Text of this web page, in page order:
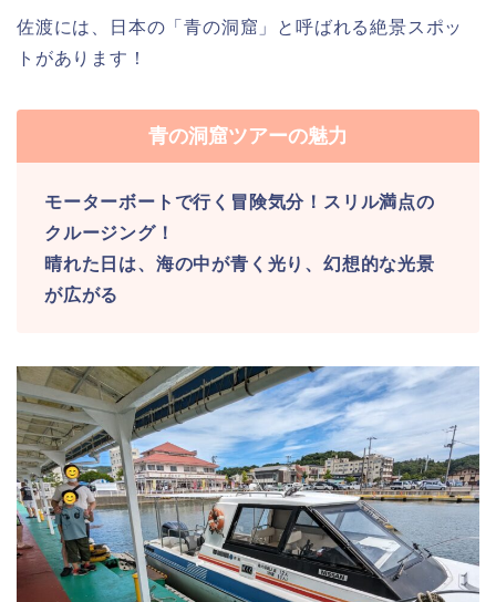
佐渡には、日本の「青の洞窟」と呼ばれる絶景スポッ
トがあります！
青の洞窟ツアーの魅力
モーターボートで行く冒険気分！スリル満点の
クルージング！
晴れた日は、海の中が青く光り、幻想的な光景
が広がる